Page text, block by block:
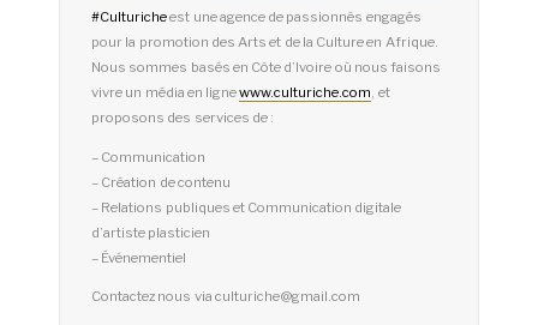
#Culturicheest une agence de passionnés engagés
pour la promotion des Arts et de la Culture en Afrique.
Nous sommes basés en Côte d’Ivoire où nous faisons
vivre un média en lignewww.culturiche.com, et
proposons des services de :
– Communication
– Création de contenu
– Relations publiques et Communication digitale
d’artiste plasticien
– Événementiel
Contactez nous via culturiche@gmail.com